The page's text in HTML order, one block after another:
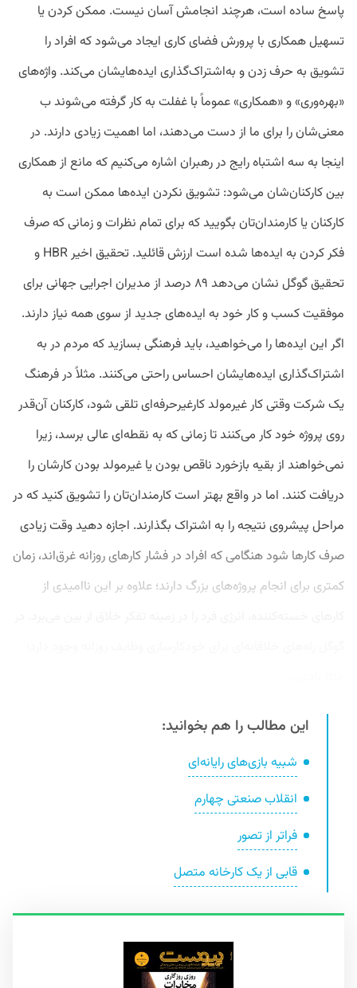
پاسخ ساده است، هرچند انجامش آسان نیست. ممکن کردن یا
تسهیل همکاری با پرورش فضای کاری ایجاد می‌شود که افراد را
تشویق به حرف زدن و به‌اشتراک‌گذاری ایده‌هایشان می‌کند. واژه‌های
«بهره‌وری» و «همکاری» عموماً با غفلت به کار گرفته می‌شوند ب
معنی‌شان را برای ما از دست می‌دهند، اما اهمیت زیادی دارند. در
اینجا به سه اشتباه رایج در رهبران اشاره می‌کنیم که مانع از همکاری
بین کارکنان‌شان می‌شود: تشویق نکردن ایده‌ها ممکن است به
کارکنان یا کارمندان‌تان بگویید که برای تمام نظرات و زمانی که صرف
فکر کردن به ایده‌ها شده است ارزش قائلید. تحقیق اخیر HBR و
تحقیق گوگل نشان می‌دهد ۸۹ درصد از مدیران اجرایی جهانی برای
موفقیت کسب و کار خود به ایده‌های جدید از سوی همه نیاز دارند.
اگر این ایده‌ها را می‌خواهید، باید فرهنگی بسازید که مردم در به
اشتراک‌گذاری‌ ایده‌هایشان احساس راحتی می‌کنند. مثلاً در فرهنگ
یک شرکت وقتی کار غیرمولد کارغیرحرفه‌ای تلقی شود، کارکنان آن‌قدر
روی پروژه خود کار می‌کنند تا زمانی که به نقطه‌ای عالی برسد، زیرا
نمی‌خواهند از بقیه بازخورد ناقص بودن یا غیرمولد بودن کارشان را
دریافت کنند. اما در واقع بهتر است کارمندان‌تان را تشویق کنید که در
مراحل پیشروی نتیجه را به اشتراک بگذارند. اجازه دهید وقت زیادی
صرف کارها شود هنگامی که افراد در فشار کارهای روزانه غرق‌اند، زمان
کمتری برای انجام پروژه‌های بزرگ دارند؛ علاوه بر این ناامیدی از
این مطالب را هم بخوانید:
شبیه بازی‌های رایانه‌ای
انقلاب صنعتی چهارم
فراتر از تصور
قابی از یک کارخانه متصل